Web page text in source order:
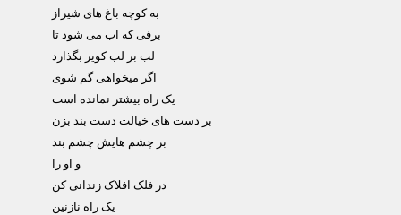
به کوچه باغ های شیراز
برفی که اب می شود تا
لب بر لب کویر بگذارد
اگر میخواهی گم شوی
یک راه بیشتر نمانده است
بر دست های خیالت دست بند بزن
بر چشم هایش چشم بند
و او را
در فلک افلاک زندانی کن
یک راه نازنین